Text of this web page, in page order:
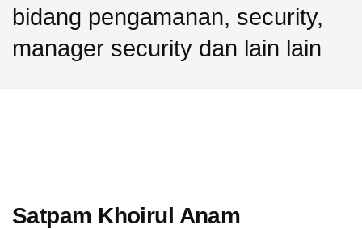
bidang pengamanan, security,
manager security dan lain lain
Tertinggi
UMY
Warisan
Abadi
Satpam Khoirul Anam